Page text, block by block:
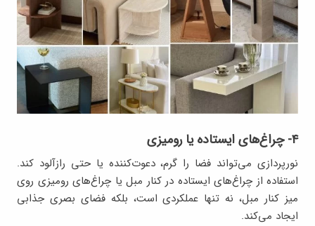
۴- چراغ‌های ایستاده یا رومیزی
نورپردازی می‌تواند فضا را گرم، دعوت‌کننده یا حتی رازآلود کند.
استفاده از چراغ‌های ایستاده در کنار مبل یا چراغ‌های رومیزی روی
میز کنار مبل، نه‌ تنها عملکردی است، بلکه فضای بصری جذابی
ایجاد می‌کند.